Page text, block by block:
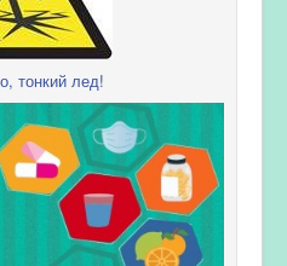
тонкий лед!